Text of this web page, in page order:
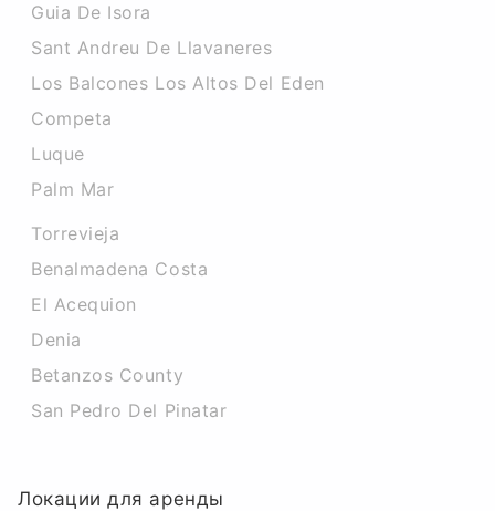
Guia De Isora
Sant Andreu De Llavaneres
Los Balcones Los Altos Del Eden
Competa
Luque
Palm Mar
Torrevieja
Benalmadena Costa
El Acequion
Denia
Betanzos County
San Pedro Del Pinatar
Локации для аренды